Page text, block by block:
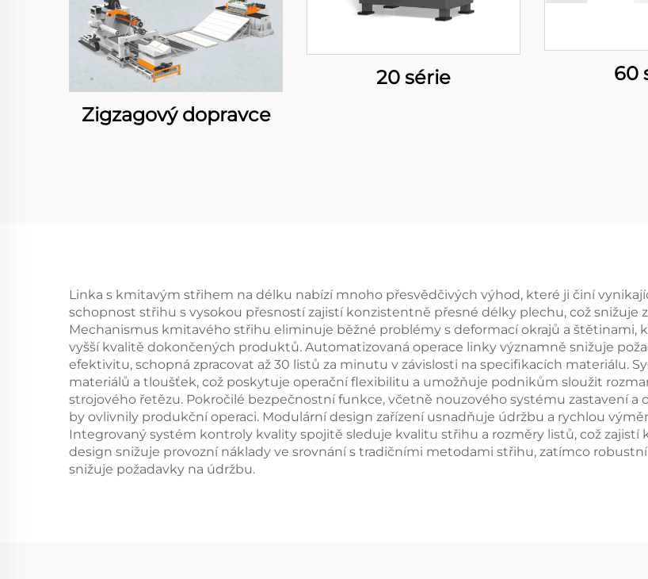
Zigzagový dopravce
20 série 60
Linka s kmitavým střihem na délku nabízí mnoho přesvědčivých výhod, které ji činí
schopnost střihu s vysokou přesností zajistí konzistentně přesné délky plechu, což snižuje
Mechanismus kmitavého střihu eliminuje běžné problémy s deformací okrajů a štětinami,
vyšší kvalitě dokončených produktů. Automatizovaná operace linky významně snižuje
efektivitu, schopná zpracovat až 30 listů za minutu v závislosti na specifikacích materiálu.
materiálů a tloušťek, což poskytuje operační flexibilitu a umožňuje podnikům sloužit
strojového řetězu. Pokročilé bezpečnostní funkce, včetně nouzového systému zastavení a
by ovlivnily produkční operaci. Modulární design zařízení usnadňuje údržbu a rychlou
Integrovaný systém kontroly kvality spojitě sleduje kvalitu střihu a rozměry listů, což
design snižuje provozní náklady ve srovnání s tradičními metodami střihu, zatímco
snižuje požadavky na údržbu.